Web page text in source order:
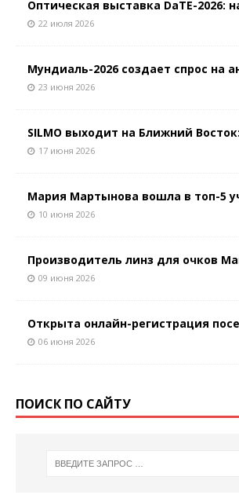
Оптическая выставка DaTE-2026:
22 июля 2026
Мундиаль-2026 создает спрос на
23 июня 2026
SILMO выходит на Ближний
17 июня 2026
Мария Мартынова вошла в топ-5
10 июня 2026
Производитель линз для очков
09 июня 2026
Открыта онлайн-регистрация
06 июня 2026
ПОИСК ПО САЙТУ